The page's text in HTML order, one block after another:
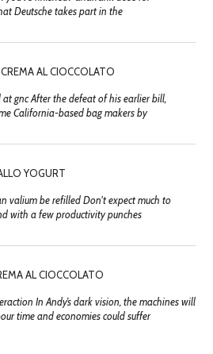
Deutsche takes part in the
AL CIOCCOLATO
gnc After the defeat of his earlier bill,
California-based bag makers by
YOGURT
valium be refilled Don't expect much to
with a few productivity punches
AL CIOCCOLATO
In Andy’s dark vision, the machines will
time and economies could suffer